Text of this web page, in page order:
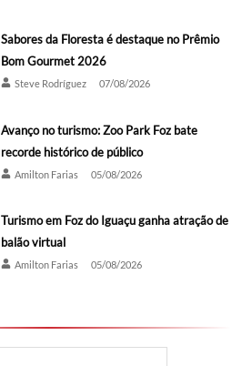
Sabores da Floresta é destaque no Prêmio
Bom Gourmet 2026
Steve Rodríguez 07/08/2026
Avanço no turismo: Zoo Park Foz bate
recorde histórico de público
Amilton Farias 05/08/2026
Turismo em Foz do Iguaçu ganha atração de
balão virtual
Amilton Farias 05/08/2026